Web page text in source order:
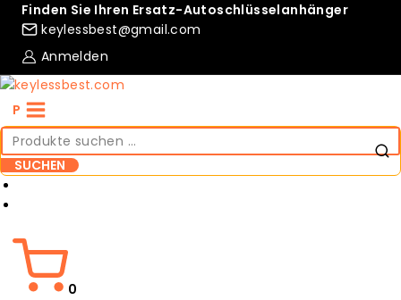
Skip
content
Finden Sie Ihren Ersatz-Autoschlüsselanhänger
keylessbest@gmail.com
Anmelden
P
Suche
nach:
SUCHEN
0